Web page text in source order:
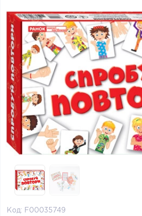
Код: F00035749